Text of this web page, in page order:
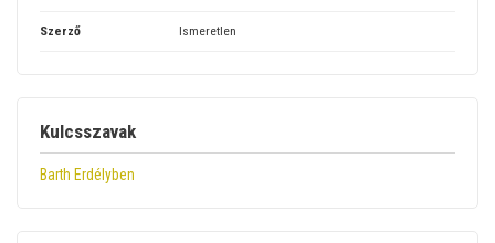
Szerző Ismeretlen
Kulcsszavak
Barth Erdélyben